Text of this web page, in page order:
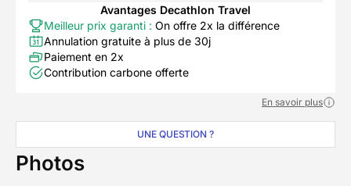
Avantages Decathlon Travel
Meilleur prix garanti : On offre 2x la différence
Annulation gratuite à plus de 30j
Paiement en 2x
Contribution carbone offerte
En savoir plus
UNE QUESTION ?
Photos